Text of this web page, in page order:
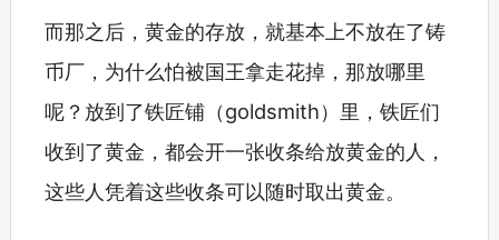
而那之后，黄金的存放，就基本上不放在了铸
币厂，为什么怕被国王拿走花掉，那放哪里
呢？放到了铁匠铺（goldsmith）里，铁匠们
收到了黄金，都会开一张收条给放黄金的人，
这些人凭着这些收条可以随时取出黄金。